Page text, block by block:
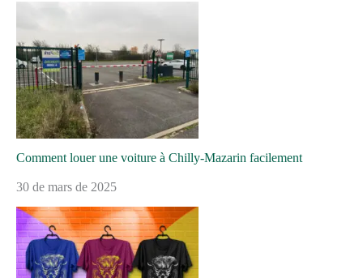
Comment louer une voiture à Chilly-Mazarin facilement
30 de mars de 2025